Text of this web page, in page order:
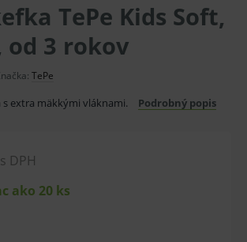
TePe Kids Soft,
3 rokov
TePe
s extra mäkkými vláknami. Podrobný popis
s DPH
ako 20 ks